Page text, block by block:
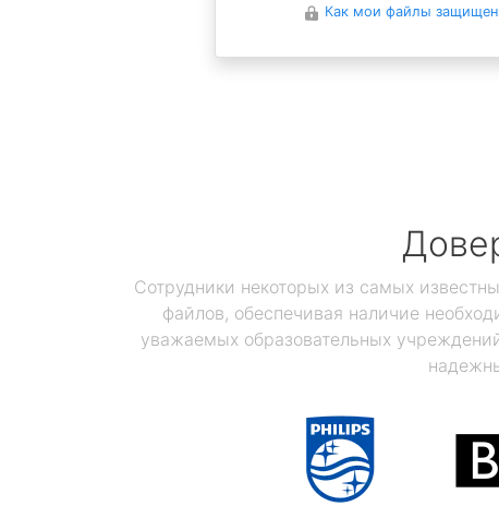
Как мои файлы
Сотрудники некоторых из самых
файлов, обеспечивая наличие
уважаемых образовательных